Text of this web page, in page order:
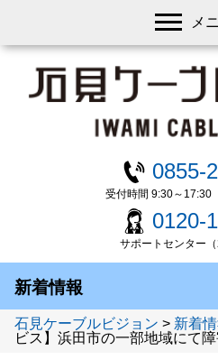
0855-
受付時間 9:30～17:30
0120-
サポートセンター（
メ
新着情報
石見ケーブルビジョン > 新着
ビス】浜田市の一部地域にて